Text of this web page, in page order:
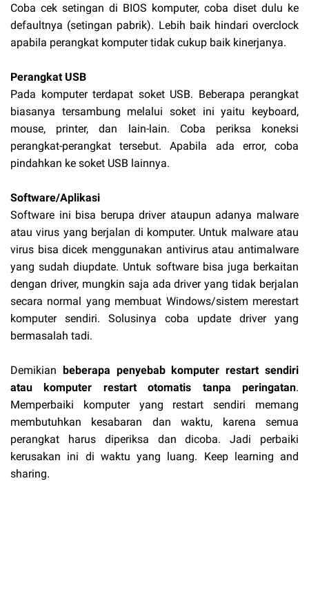
Coba cek setingan di BIOS komputer, coba diset dulu ke
defaultnya (setingan pabrik). Lebih baik hindari overclock
apabila perangkat komputer tidak cukup baik kinerjanya.
Perangkat USB
Pada komputer terdapat soket USB. Beberapa perangkat
biasanya tersambung melalui soket ini yaitu keyboard,
mouse, printer, dan lain-lain. Coba periksa koneksi
perangkat-perangkat tersebut. Apabila ada error, coba
pindahkan ke soket USB lainnya.
Software/Aplikasi
Software ini bisa berupa driver ataupun adanya malware
atau virus yang berjalan di komputer. Untuk malware atau
virus bisa dicek menggunakan antivirus atau antimalware
yang sudah diupdate. Untuk software bisa juga berkaitan
dengan driver, mungkin saja ada driver yang tidak berjalan
secara normal yang membuat Windows/sistem merestart
komputer sendiri. Solusinya coba update driver yang
bermasalah tadi.
Demikian beberapa penyebab komputer restart sendiri
atau komputer restart otomatis tanpa peringatan.
Memperbaiki komputer yang restart sendiri memang
membutuhkan kesabaran dan waktu, karena semua
perangkat harus diperiksa dan dicoba. Jadi perbaiki
kerusakan ini di waktu yang luang. Keep learning and
sharing.